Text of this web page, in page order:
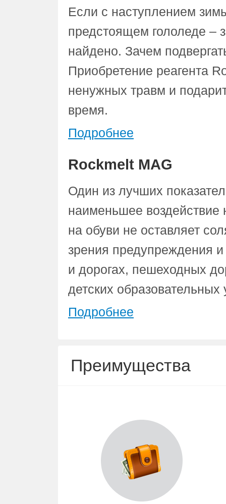
Если с наступлением
предстоящем гололеде –
найдено. Зачем
Приобретение реагента
ненужных травм и
время.
Подробнее
Rockmelt MAG
Один из лучших
наименьшее
на обуви не оставляет
зрения предупреждения
и дорогах, пешеходных
детских
Подробнее
Преимущества